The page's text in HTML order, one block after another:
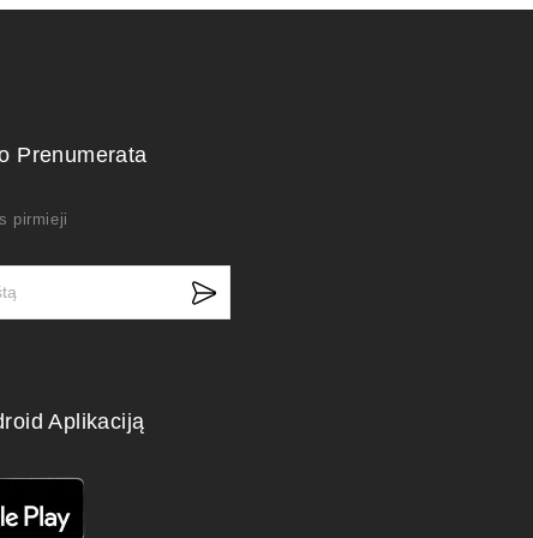
Prenumerata
pirmieji
Aplikaciją